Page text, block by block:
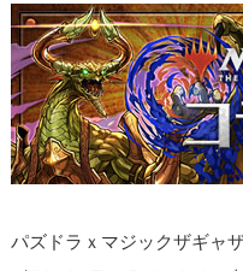
パズドラｘマジックザギャ